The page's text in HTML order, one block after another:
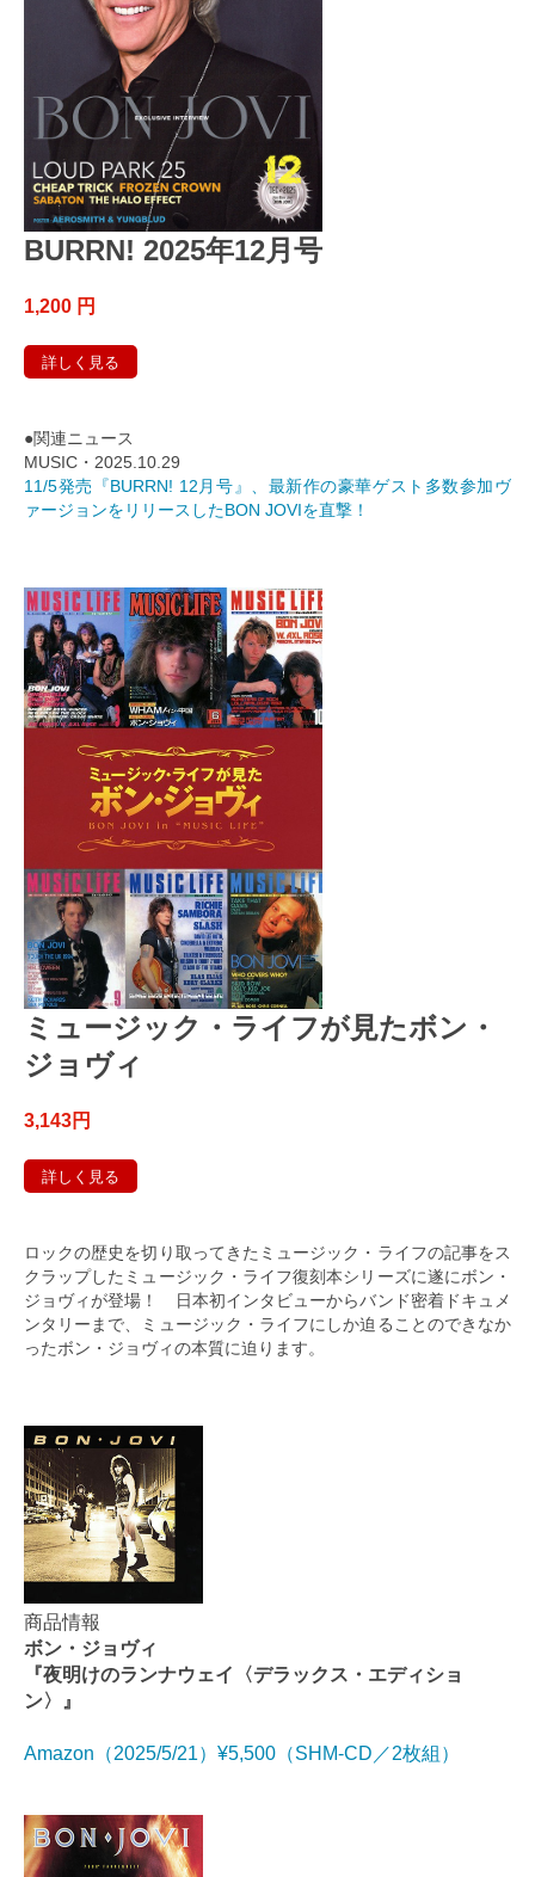
BURRN! 2025年12月号
1,200 円
詳しく見る
●関連ニュース
MUSIC・2025.10.29
11/5発売『BURRN! 12月号』、最新作の豪華ゲスト多数参加ヴ
ァージョンをリリースしたBON JOVIを直撃！
ミュージック・ライフが見たボン・
ジョヴィ
3,143円
詳しく見る
ロックの歴史を切り取ってきたミュージック・ライフの記事をス
クラップしたミュージック・ライフ復刻本シリーズに遂にボン・
ジョヴィが登場！ 日本初インタビューからバンド密着ドキュメ
ンタリーまで、ミュージック・ライフにしか迫ることのできなか
ったボン・ジョヴィの本質に迫ります。
商品情報
ボン・ジョヴィ
『夜明けのランナウェイ〈デラックス・エディショ
ン〉』
Amazon（2025/5/21）¥5,500（SHM-CD／2枚組）